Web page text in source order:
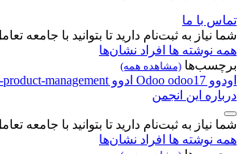
تماس با ما
شما نیاز به ثبت‌نام دارید تا بتوانید با جامعه
همه نوشته ها افراد نشان‌ها
برچسب‌ها (مشاهده همه)
اودوو Odoo odoo17 ادوو management
درباره این انجمن
شما نیاز به ثبت‌نام دارید تا بتوانید با جامعه
همه نوشته ها افراد نشان‌ها